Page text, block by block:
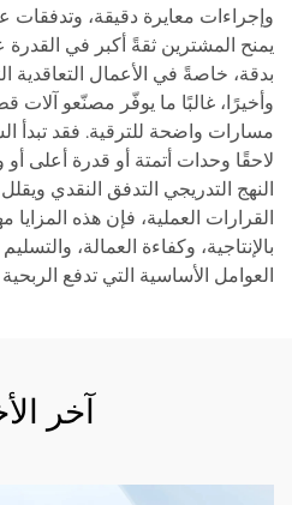
وإجراءات معايرة دقيقة،
يمنح المشترين ثقةً أكبر في القدرة
بدقة، خاصةً في الأعمال
وأخيرًا، غالبًا ما يوفّر مصنّعو آلات
مسارات واضحة للترقية. فقد تبدأ
لاحقًا وحدات أتمتة أو قدرة أعلى
النهج التدريجي التدفق النقدي
القرارات العملية، فإن هذه المزايا
بالإنتاجية، وكفاءة العمالة،
العوامل الأساسية التي تدفع الربحية
آخر